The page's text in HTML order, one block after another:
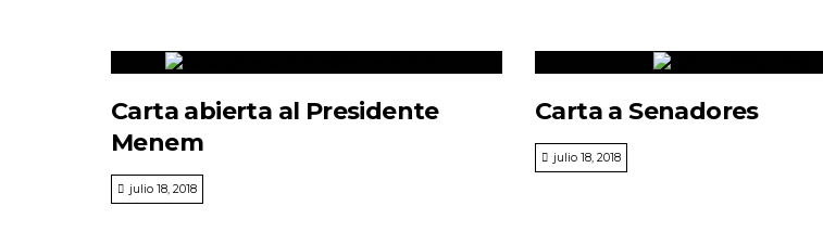
Carta abierta al Presidente
Menem
julio 18, 2018
Carta a Senadores
julio 18, 2018